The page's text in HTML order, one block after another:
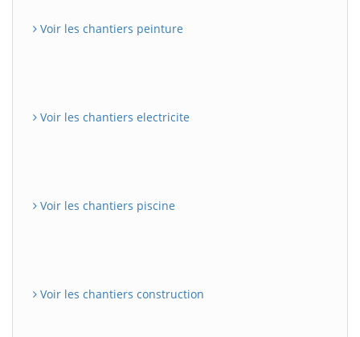
Voir les chantiers peinture
Voir les chantiers electricite
Voir les chantiers piscine
Voir les chantiers construction